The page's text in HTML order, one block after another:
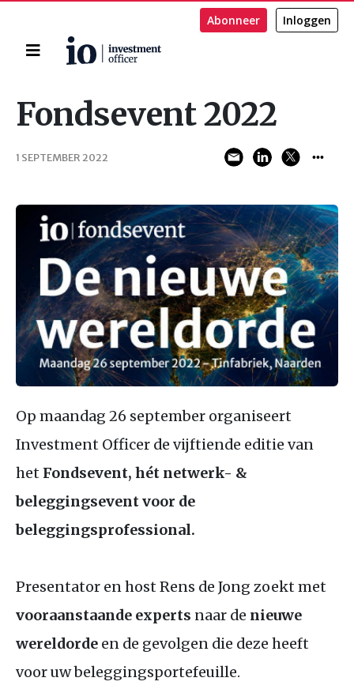
Home
Abonneer Inloggen
Fondsevent 2022
1 SEPTEMBER 2022
Op maandag 26 september organiseert
Investment Officer de vijftiende editie van
het Fondsevent, hét netwerk- &
beleggingsevent voor de
beleggingsprofessional.
Presentator en host Rens de Jong zoekt met
vooraanstaande experts naar de nieuwe
wereldorde en de gevolgen die deze heeft
voor uw beleggingsportefeuille.